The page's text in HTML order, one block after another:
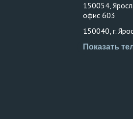
150054,
офис 603
150040, г.
Показать